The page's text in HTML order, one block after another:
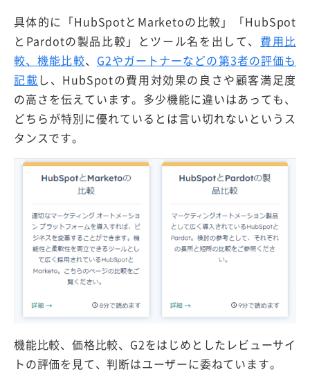
具体的に「HubSpotとMarketoの比較」「HubSpot
とPardotの製品比較」とツール名を出して、 費用比
較、機能比較、 G2やガートナーなどの第3者の評価も
記載し、HubSpotの費用対効果の良さや顧客満足度
の高さを伝えています。多少機能に違いはあっても、
どちらが特別に優れているとは言い切れないというス
タンスです。
機能比較、価格比較、G2をはじめとしたレビューサイ
トの評価を見て、判断はユーザーに委ねています。